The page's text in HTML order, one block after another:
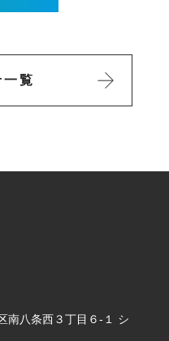
覧
南八条西３丁目６-１ シ